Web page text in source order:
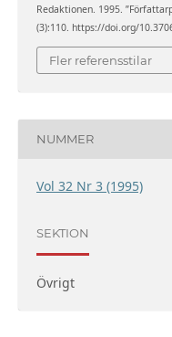
Redaktionen. 1995.
(3):110. https://doi.org/
Fler referensstilar
NUMMER
Vol 32 Nr 3 (1995)
SEKTION
Övrigt